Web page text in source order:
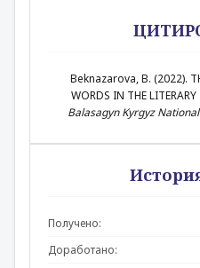
Beknazarova, B. (2022).
WORDS IN THE LITERARY
Balasagyn Kyrgyz
Получено:
Доработано: